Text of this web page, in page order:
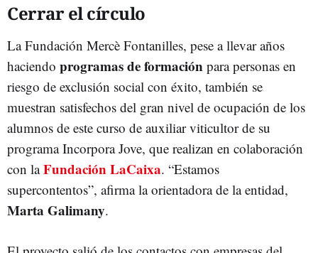
Cerrar el círculo
La Fundación Mercè Fontanilles, pese a llevar años
haciendo programas de formación para personas en
riesgo de exclusión social con éxito, también se
muestran satisfechos del gran nivel de ocupación de los
alumnos de este curso de auxiliar viticultor de su
programa Incorpora Jove, que realizan en colaboración
con laFundación LaCaixa. “Estamos
supercontentos”, afirma la orientadora de la entidad,
Marta Galimany.